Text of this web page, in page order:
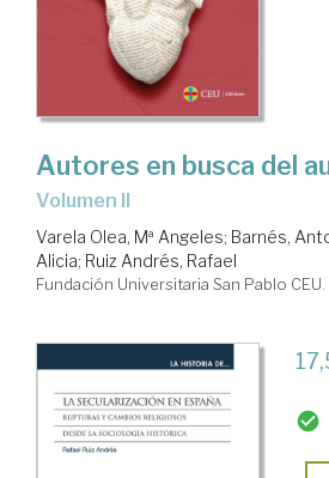
Autores en busca del
Volumen II
Varela Olea, Mª Angeles; Barnés,
Alicia; Ruiz Andrés, Rafael
Fundación Universitaria San Pablo